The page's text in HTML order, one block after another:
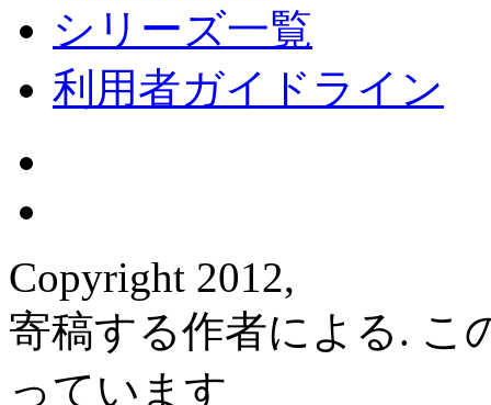
シリーズ一覧
利用者ガイドライン
Copyright 2012,
寄稿する作者による. こ
っています